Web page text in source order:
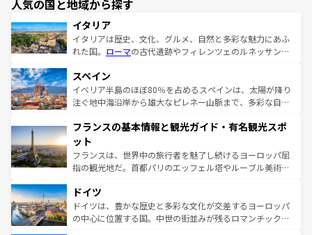
人気の国と地域から探す
イタリア
イタリアは歴史、文化、グルメ、自然と多彩な魅力にあふ
れた国。 ローマの古代遺跡やフィレンツェのルネッサンス
ろん、トスカーナの美しい田園風景やアマルフィ海岸の絶
景など、自然景観も見逃せない。観光の合間には、本場の
ピザやパスタなど、絶品のイタリア料理を堪能することも
ませてくれるイタリアで、忘れられない旅をしてみよう！
なお、新着のイタリア情報は
しい。
スペイン
イベリア半島のほぼ80％を占めるスペインは、太陽が降り
注ぐ地中海沿岸から雄大なピレネー山脈まで、多彩な自然
文化が根付くこの国では、情熱的なフラメンコ、熱気あふ
れる闘牛、そして美味しいタパスが生活の一部となってい
る。首都マドリードの洗練された雰囲気や、バルセロナの
アートに溢れた街角から、地方では古代ローマ遺跡や中世
せる。地方によって風土や気候が異なるスペインはその個
性で訪れる人を魅了する。 なお、新着のスペイン情報は コ
ンテンツ一覧を参照してほしい。
フランスの基本情報と観光ガイド・有名観光スポ
ット
フランスは、世界中の旅行者を魅了し続けるヨーロッパ屈
指の観光地だ。首都パリのエッフェル塔やルーブル美術館
で、幅広い魅力が詰まっている。華麗な宮殿、歴史的な大
聖堂、美しいビーチ、そして豊かな自然が、訪れる者を心
から魅了する。また、フランスは美食の国としても知ら
ドイツ
ドイツは、豊かな歴史と多彩な文化が交差するヨーロッパ
の中心に位置する国。中世の街並みが残るロマンチック街